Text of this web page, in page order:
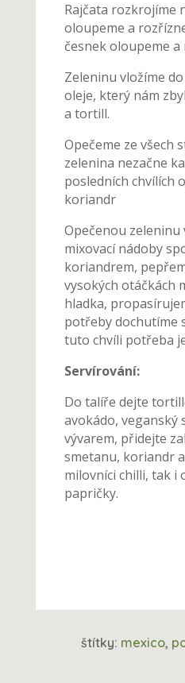
Rajčata rozkrojíme
oloupeme a
česnek oloupeme
Zeleninu vložíme
oleje, který nám
a tortill.
Opečeme ze všech
zelenina nezačne
posledních chvílích
koriandr
Opečenou zeleninu
mixovací nádoby
koriandrem,
vysokých otáčkách
hladka,
potřeby dochutíme
tuto chvíli potřeba
Servírování:
Do talíře dejte
avokádo, veganský
vývarem, přidejte
smetanu, koriandr
milovníci chilli, tak i
papričky.
štítky: mexico,